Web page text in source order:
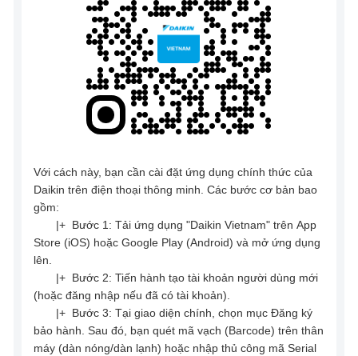
Với cách này, bạn cần cài đặt ứng dụng chính thức của
Daikin trên điện thoại thông minh. Các bước cơ bản bao
gồm:
|+ Bước 1: Tải ứng dụng "Daikin Vietnam" trên App
Store (iOS) hoặc Google Play (Android) và mở ứng dụng
lên.
|+ Bước 2: Tiến hành tạo tài khoản người dùng mới
(hoặc đăng nhập nếu đã có tài khoản).
|+ Bước 3: Tại giao diện chính, chọn mục Đăng ký
bảo hành. Sau đó, bạn quét mã vạch (Barcode) trên thân
máy (dàn nóng/dàn lạnh) hoặc nhập thủ công mã Serial